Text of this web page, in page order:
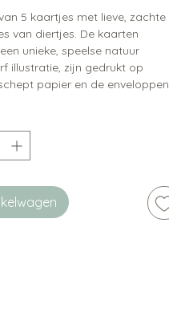
5 kaartjes met lieve, zachte
van diertjes. De kaarten
unieke, speelse natuur
illustratie, zijn gedrukt op
papier en de enveloppen
uitstraling geeft.